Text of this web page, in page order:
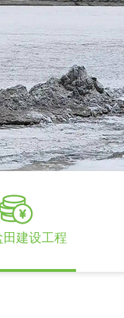
建设工程